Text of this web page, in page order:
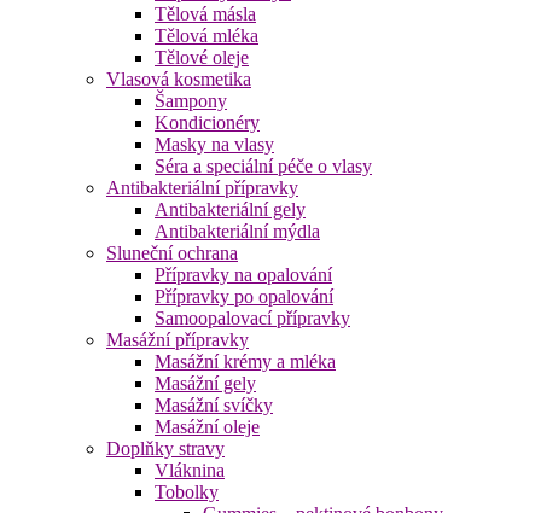
Tělová másla
Tělová mléka
Tělové oleje
Vlasová kosmetika
Šampony
Kondicionéry
Masky na vlasy
Séra a speciální péče o vlasy
Antibakteriální přípravky
Antibakteriální gely
Antibakteriální mýdla
Sluneční ochrana
Přípravky na opalování
Přípravky po opalování
Samoopalovací přípravky
Masážní přípravky
Masážní krémy a mléka
Masážní gely
Masážní svíčky
Masážní oleje
Doplňky stravy
Vláknina
Tobolky